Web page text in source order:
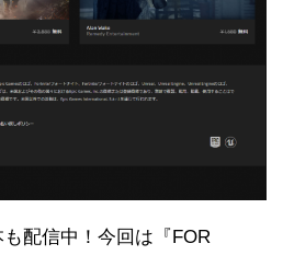
も配信中！今回は『FOR